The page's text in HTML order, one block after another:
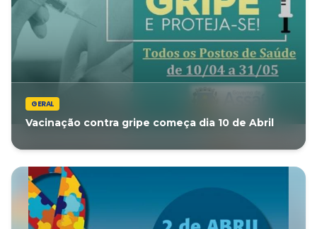
GERAL
Vacinação contra gripe começa dia 10 de Abril